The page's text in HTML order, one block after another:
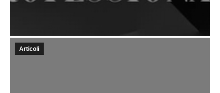
Articoli